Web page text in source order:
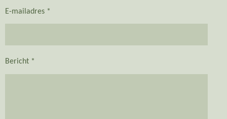
E-mailadres *
Bericht *